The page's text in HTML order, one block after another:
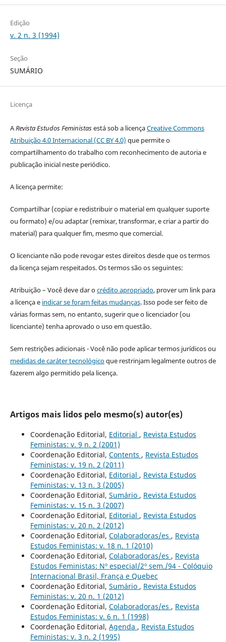
Edição
v. 2 n. 3 (1994)
Seção
SUMÁRIO
Licença
ARevista Estudos Feministasestá sob a licençaCreative Commons
Atribuição 4.0 Internacional (CC BY 4.0) que permite o
compartilhamento do trabalho com reconhecimento de autoria e
publicação inicial neste periódico.
A licença permite:
Compartilhar (copiar e redistribuir o material em qualquer suporte
ou formato) e/ou adaptar (remixar, transformar, e criar a partir do
material) para qualquer fim, mesmo que comercial.
O licenciante não pode revogar estes direitos desde que os termos
da licença sejam respeitados. Os termos são os seguintes:
Atribuição – Você deve dar ocrédito apropriado, prover um link para
a licença e indicar se foram feitas mudanças. Isso pode ser feito de
várias formas sem, no entanto, sugerir que o licenciador (ou
licenciante) tenha aprovado o uso em questão.
Sem restrições adicionais - Você não pode aplicar termos jurídicos ou
medidas de caráter tecnológicoque restrinjam legalmente outros de
fazerem algo permitido pela licença.
Artigos mais lidos pelo mesmo(s) autor(es)
Coordenação Editorial, Editorial , Revista Estudos
Feministas: v. 9 n. 2 (2001)
Coordenação Editorial, Contents , Revista Estudos
Feministas: v. 19 n. 2 (2011)
Coordenação Editorial, Editorial , Revista Estudos
Feministas: v. 13 n. 3 (2005)
Coordenação Editorial, Sumário , Revista Estudos
Feministas: v. 15 n. 3 (2007)
Coordenação Editorial, Editorial , Revista Estudos
Feministas: v. 20 n. 2 (2012)
Coordenação Editorial, Colaboradoras/es , Revista
Estudos Feministas: v. 18 n. 1 (2010)
Coordenação Editorial, Colaboradoras/es , Revista
Estudos Feministas: Nº especial/2º sem./94 - Colóquio
Internacional Brasil, França e Quebec
Coordenação Editorial, Sumário , Revista Estudos
Feministas: v. 20 n. 1 (2012)
Coordenação Editorial, Colaboradoras/es , Revista
Estudos Feministas: v. 6 n. 1 (1998)
Coordenação Editorial, Agenda , Revista Estudos
Feministas: v. 3 n. 2 (1995)